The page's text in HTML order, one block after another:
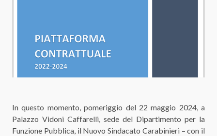
In questo momento, pomeriggio del 22 maggio 2024, a
Palazzo Vidoni Caffarelli, sede del Dipartimento per la
Funzione Pubblica, il Nuovo Sindacato Carabinieri – con il